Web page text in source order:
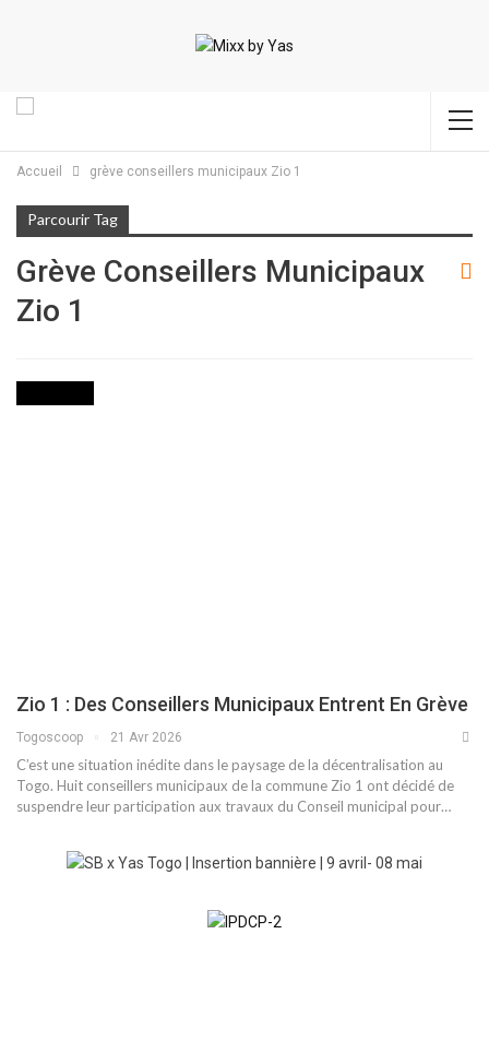
Accueil grève conseillers municipaux Zio 1
Parcourir Tag
Grève Conseillers Municipaux
Zio 1
Zio 1 : Des Conseillers Municipaux Entrent En Grève
Togoscoop 21 Avr 2026
C’est une situation inédite dans le paysage de la décentralisation au
Togo. Huit conseillers municipaux de la commune Zio 1 ont décidé de
suspendre leur participation aux travaux du Conseil municipal pour…